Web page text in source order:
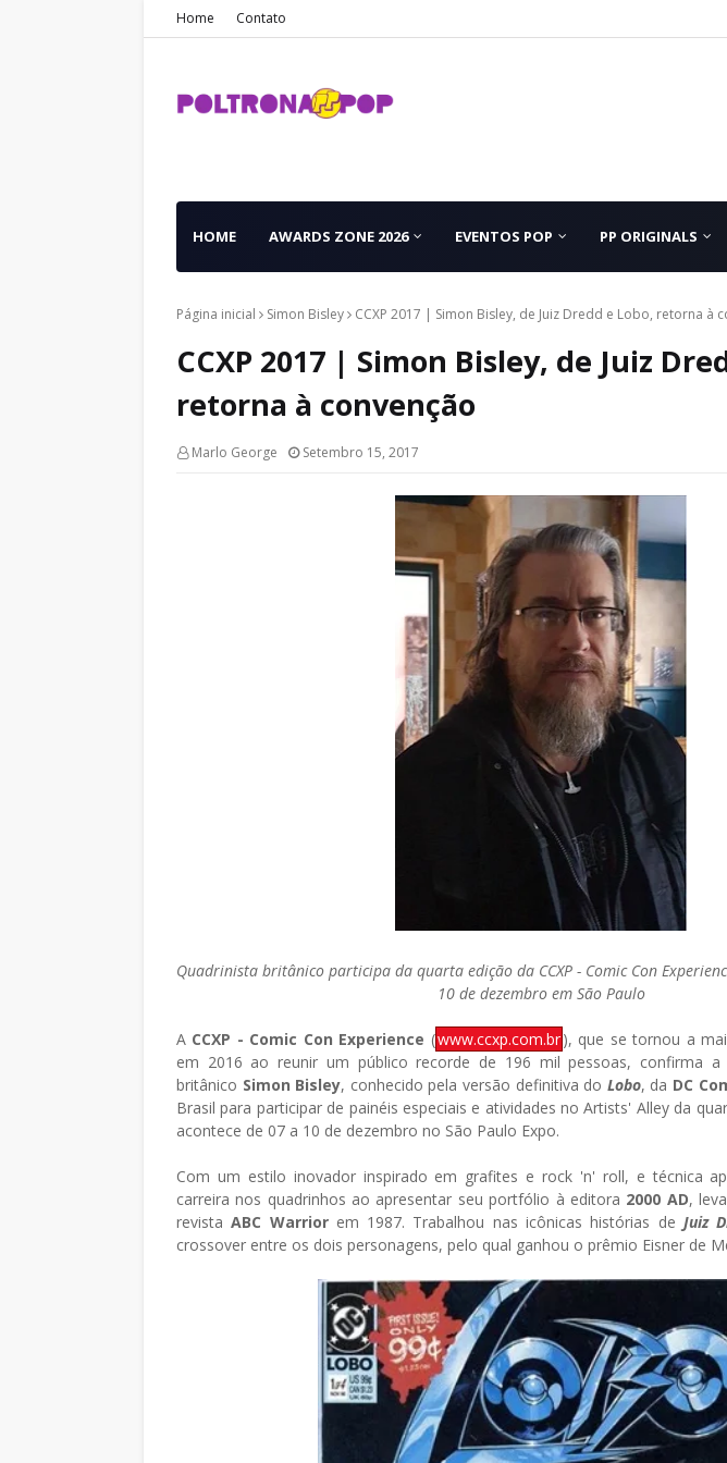
Home Contato
HOME AWARDS ZONE 2026 EVENTOS POP PP ORIGINALS
Página inicial Simon Bisley CCXP 2017 | Simon Bisley, de Juiz Dredd e Lobo, retorna à
CCXP 2017 | Simon Bisley, de Juiz
retorna à convenção
Marlo George Setembro 15, 2017
Quadrinista britânico participa da quarta edição da CCXP - Comic Con
10 de dezembro em São Paulo
A CCXP - Comic Con Experience (www.ccxp.com.br), que se tornou a
em 2016 ao reunir um público recorde de 196 mil pessoas, confirma a
britânico Simon Bisley, conhecido pela versão definitiva do Lobo, da DC
Brasil para participar de painéis especiais e atividades no Artists' Alley da
acontece de 07 a 10 de dezembro no São Paulo Expo.
Com um estilo inovador inspirado em grafites e rock 'n' roll, e técnica
carreira nos quadrinhos ao apresentar seu portfólio à editora 2000 AD,
revistaABC Warriorem 1987. Trabalhou nas icônicas histórias de Juiz
crossover entre os dois personagens, pelo qual ganhou o prêmio Eisner de